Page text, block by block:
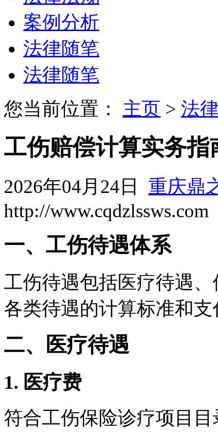
案例分析
法律随笔
法律随笔
您当前位置： 主页 > 法
工伤赔偿计算实务
2026年04月24日 重庆鼎
http://www.cqdzlssws.com
一、工伤待遇体系
工伤待遇包括医疗待遇
各类待遇的计算标准和
二、医疗待遇
1. 医疗费
符合工伤保险诊疗项目